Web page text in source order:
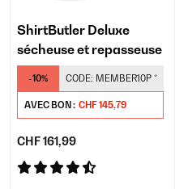
ShirtButler Deluxe
sécheuse et repasseuse
-10% CODE: MEMBER10P *
AVEC BON : CHF 145,79
CHF 161,99